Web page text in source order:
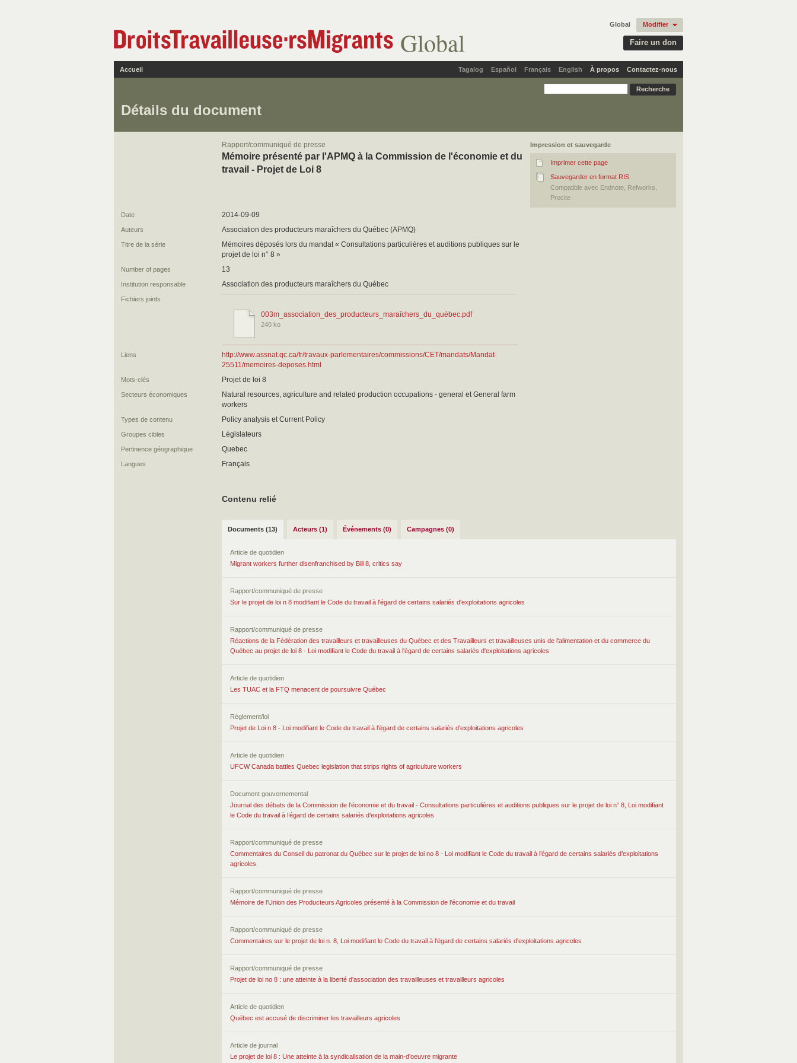
Global Faire un don
Global Modifier
Tagalog Español Français English
Accueil À propos Contactez-nous
Détails du document
Impression et sauvegarde
Imprimer cette page
Sauvegarder en format RIS
Compatible avec Endnote, Refworks,
Procite
Rapport/communiqué de presse
Mémoire présenté par l'APMQ à la Commission de l'économie et du
travail - Projet de Loi 8
Date 2014-09-09
Auteurs Association des producteurs maraîchers du Québec (APMQ)
Titre de la série
Mémoires déposés lors du mandat « Consultations particulières et auditions publiques sur le
projet de loi n° 8 »
Number of pages 13
Institution responsable Association des producteurs maraîchers du Québec
Fichiers joints
003m_association_des_producteurs_maraîchers_du_québec.pdf
240 ko
Liens
http://www.assnat.qc.ca/fr/travaux-parlementaires/commissions/CET/mandats/Mandat-
25511/memoires-deposes.html
Mots-clés Projet de loi 8
Secteurs économiques
Natural resources, agriculture and related production occupations - general et General farm
workers
Types de contenu Policy analysis et Current Policy
Groupes cibles Législateurs
Pertinence géographique Quebec
Langues Français
Contenu relié
Documents (13) Acteurs (1) Événements (0) Campagnes (0)
Article de quotidien
Migrant workers further disenfranchised by Bill 8, critics say
Rapport/communiqué de presse
Sur le projet de loi n 8 modifiant le Code du travail à l'égard de certains salariés d'exploitations agricoles
Rapport/communiqué de presse
Réactions de la Fédération des travailleurs et travailleuses du Québec et des Travailleurs et travailleuses unis de l'alimentation et du commerce du
Québec au projet de loi 8 - Loi modifiant le Code du travail à l'égard de certains salariés d'exploitations agricoles
Article de quotidien
Les TUAC et la FTQ menacent de poursuivre Québec
Règlement/loi
Projet de Loi n 8 - Loi modifiant le Code du travail à l'égard de certains salariés d'exploitations agricoles
Article de quotidien
UFCW Canada battles Quebec legislation that strips rights of agriculture workers
Document gouvernemental
Journal des débats de la Commission de l'économie et du travail - Consultations particulières et auditions publiques sur le projet de loi n° 8, Loi modifiant
le Code du travail à l’égard de certains salariés d’exploitations agricoles
Rapport/communiqué de presse
Commentaires du Conseil du patronat du Québec sur le projet de loi no 8 - Loi modifiant le Code du travail à l’égard de certains salariés d’exploitations
agricoles.
Rapport/communiqué de presse
Mémoire de l’Union des Producteurs Agricoles présenté à la Commission de l’économie et du travail
Rapport/communiqué de presse
Commentaires sur le projet de loi n. 8, Loi modifiant le Code du travail à l'égard de certains salariés d'exploitations agricoles
Rapport/communiqué de presse
Projet de loi no 8 : une atteinte à la liberté d'association des travailleuses et travailleurs agricoles
Article de quotidien
Québec est accusé de discriminer les travailleurs agricoles
Article de journal
Le projet de loi 8 : Une atteinte à la syndicalisation de la main-d'oeuvre migrante